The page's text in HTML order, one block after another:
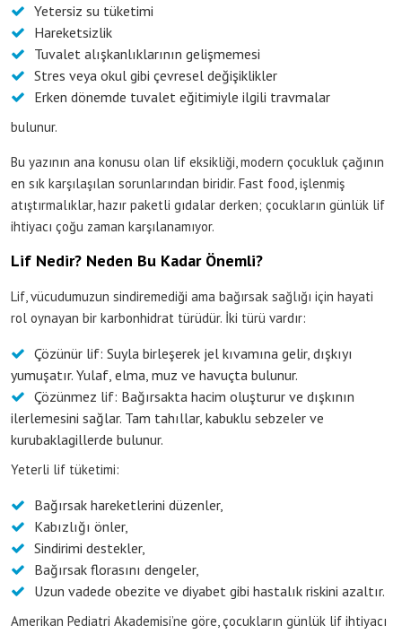
Yetersiz su tüketimi
Hareketsizlik
Tuvalet alışkanlıklarının gelişmemesi
Stres veya okul gibi çevresel değişiklikler
Erken dönemde tuvalet eğitimiyle ilgili travmalar
bulunur.
Bu yazının ana konusu olan lif eksikliği, modern çocukluk çağının
en sık karşılaşılan sorunlarından biridir. Fast food, işlenmiş
atıştırmalıklar, hazır paketli gıdalar derken; çocukların günlük lif
ihtiyacı çoğu zaman karşılanamıyor.
Lif Nedir? Neden Bu Kadar Önemli?
Lif, vücudumuzun sindiremediği ama bağırsak sağlığı için hayati
rol oynayan bir karbonhidrat türüdür. İki türü vardır:
Çözünür lif: Suyla birleşerek jel kıvamına gelir, dışkıyı
yumuşatır. Yulaf, elma, muz ve havuçta bulunur.
Çözünmez lif: Bağırsakta hacim oluşturur ve dışkının
ilerlemesini sağlar. Tam tahıllar, kabuklu sebzeler ve
kurubaklagillerde bulunur.
Yeterli lif tüketimi:
Bağırsak hareketlerini düzenler,
Kabızlığı önler,
Sindirimi destekler,
Bağırsak florasını dengeler,
Uzun vadede obezite ve diyabet gibi hastalık riskini azaltır.
Amerikan Pediatri Akademisi’ne göre, çocukların günlük lif ihtiyacı